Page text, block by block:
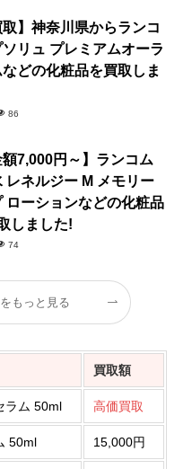
取】神奈川県からランコ
リュ プレミアムオーラ
どの化粧品を買取しま
86
額7,000円～】ランコム
レネルジー M メモリー
ローションなどの化粧品
しました!
74
もっと見る
買取額
ラム 50ml 高価買取
50ml 15,000円